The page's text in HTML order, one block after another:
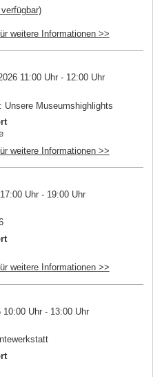
weitere Informationen >>
11:00 Uhr - 12:00 Uhr
Unsere Museumshighlights
weitere Informationen >>
Uhr - 19:00 Uhr
weitere Informationen >>
Uhr - 13:00 Uhr